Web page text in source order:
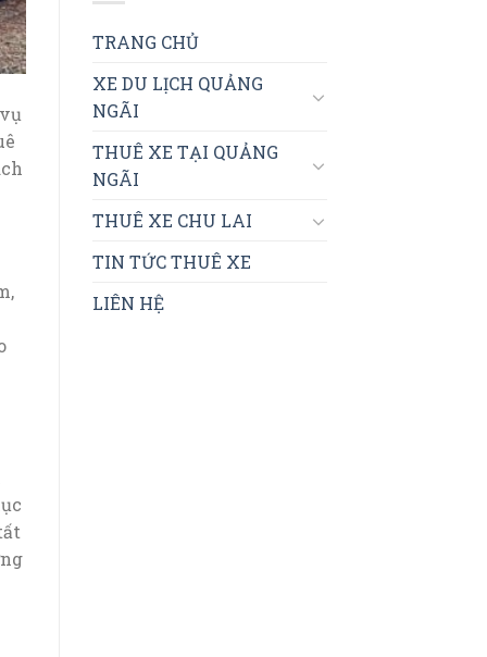
TRANG CHỦ
XE DU LỊCH QUẢNG
NGÃI
THUÊ XE TẠI QUẢNG
NGÃI
THUÊ XE CHU LAI
TIN TỨC THUÊ XE
LIÊN HỆ